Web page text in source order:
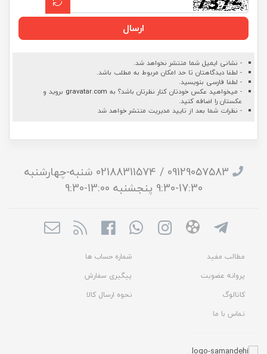
ارسال
- نشانی ایمیل شما منتشر نخواهد شد.
- لطفا دیدگاهتان تا حد امکان مربوط به مطلب باشد.
- لطفا فارسی بنویسید.
- میخواهید عکس خودتان کنار نظرتان باشد؟ به gravatar.com بروید و
عکستان را اضافه کنید.
- نظرات شما بعد از تایید مدیریت منتشر خواهد شد
09129057583 / 02188311574 شنبه-چهارشنبه
17:30-9:30 پنجشنبه 13:00-9:30
مطالب مفید
شماره حساب ها
پروانه عضویت
پیگیری سفارش
کاتالوگ
نحوه ارسال کالا
تماس با ما